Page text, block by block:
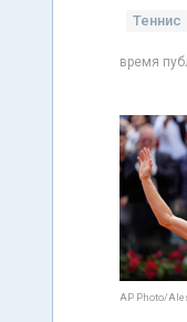
Теннис
время
AP Photo/